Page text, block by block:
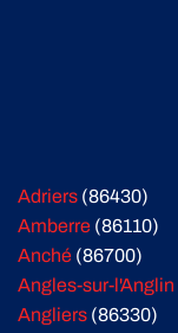
Adriers (86430)
Amberre (86110)
Anché (86700)
Angles-sur-l'Anglin
Angliers (86330)